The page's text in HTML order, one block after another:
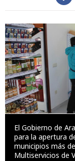
El Gobierno de
para la apertura
municipios más
Multiservicios de